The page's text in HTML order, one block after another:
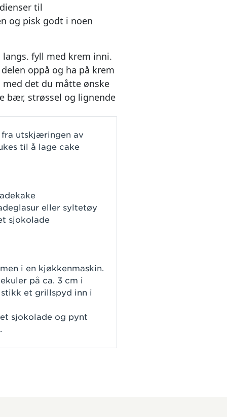
til
og pisk godt i noen
langs. fyll med krem inni.
oppå og ha på krem
med det du måtte ønske
bær, strøssel og lignende
fra utskjæringen av
til å lage cake
eller syltetøy
sjokolade
i en kjøkkenmaskin.
på ca. 3 cm i
et grillspyd inn i
sjokolade og pynt